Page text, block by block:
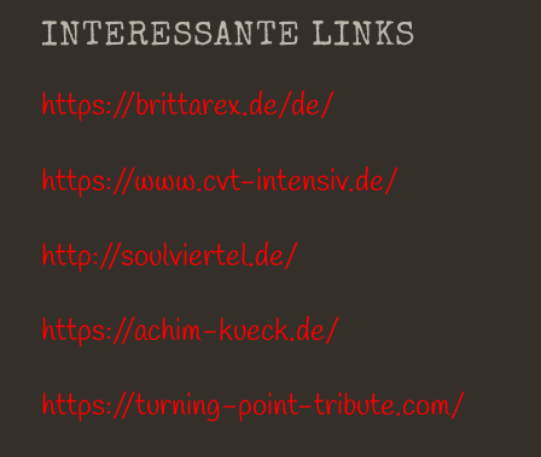
INTERESSANTE LINKS
https://brittarex.de/de/
https://www.cvt-intensiv.de/
http://soulviertel.de/
https://achim-kueck.de/
https://turning-point-tribute.com/